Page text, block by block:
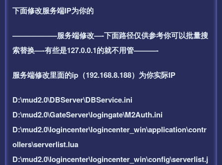
下面修改服务端IP为你的
——————服务端修改—-下面路径仅供参考你可以批量搜
索替换—-有些是127.0.0.1的就不用管———-
服务端修改里面的ip（192.168.8.188）为你实际IP
D:\mud2.0\DBServer\DBService.ini
D:\mud2.0\GateServer\logingate\M2Auth.ini
D:\mud2.0\logincenter\logincenter_win\application\contr
ollers\serverlist.lua
D:\mud2.0\logincenter\logincenter_win\config\serverlist.j